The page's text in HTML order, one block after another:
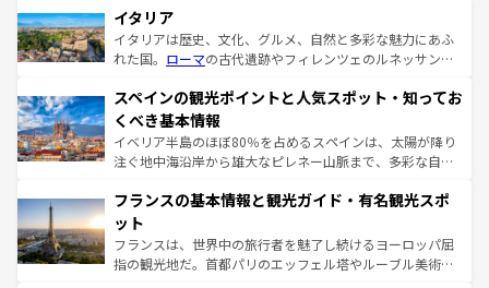
イタリア
イタリアは歴史、文化、グルメ、自然と多彩な魅力にあふ
れた国。 ローマの古代遺跡やフィレンツェのルネッサンス
ろん、トスカーナの美しい田園風景やアマルフィ海岸の絶
景など、自然景観も見逃せない。観光の合間には、本場の
ピザやパスタなど、絶品のイタリア料理を堪能することも
できる。朝目覚めてから夜眠るまで、すべての瞬間を楽し
なお、新着のイタリア情報はコンテンツ一覧を参照してほ
しい。
スペインの観光ポイントと人気スポット・知ってお
くべき基本情報
イベリア半島のほぼ80％を占めるスペインは、太陽が降り
注ぐ地中海沿岸から雄大なピレネー山脈まで、多彩な自然
文化が根付くこの国では、情熱的なフラメンコ、熱気あふ
れる闘牛、そして美味しいタパスが生活の一部となってい
る。首都マドリードの洗練された雰囲気や、バルセロナの
アートに溢れた街角から、地方では古代ローマ遺跡や中世
フランスの基本情報と観光ガイド・有名観光スポ
ット
フランスは、世界中の旅行者を魅了し続けるヨーロッパ屈
指の観光地だ。首都パリのエッフェル塔やルーブル美術館